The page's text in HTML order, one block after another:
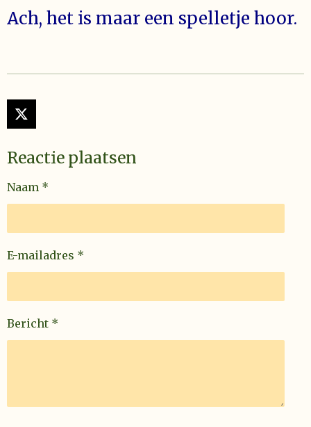
Ach, het is maar een spelletje hoor.
X
Reactie plaatsen
Naam *
E-mailadres *
Bericht *